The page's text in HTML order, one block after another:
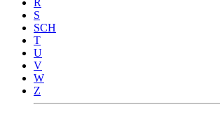
S
SCH
T
U
V
W
Z